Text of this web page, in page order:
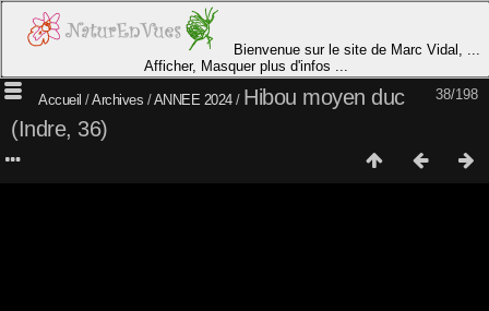
Bienvenue sur le site de Marc Vidal, ...
Afficher, Masquer plus d'infos ...
38/198
Accueil /Archives /ANNEE 2024/ Hibou moyen duc
(Indre, 36)